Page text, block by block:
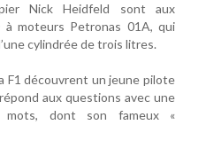
Nick Heidfeld sont aux
à moteurs Petronas 01A, qui
cylindrée de trois litres.
F1 découvrent un jeune pilote
aux questions avec une
mots, dont son fameux «